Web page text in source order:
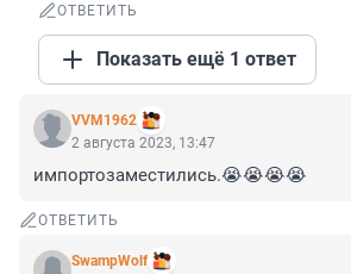
ОТВЕТИТЬ
Показать ещё 1 ответ
VVM1962
2 августа 2023, 13:47
импортозаместились.😭😭😭😭
ОТВЕТИТЬ
SwampWolf